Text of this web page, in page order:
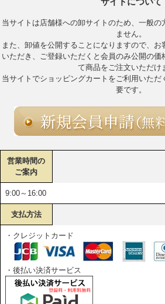
1.会員ID・パスワードの管理は、会員本人
す。ID及びパスワードの使用上の過失及び
の一切の責任を負わないものとします。
第3条（会員の資格）
1.当サイトの会員は、実店舗もしくはネッ
有する小売店様に限ります。（出店前の仕
旨、担当営業にご相談ください）
2.下記項目に一つでも該当する場合には、
ん。万一、会員が以下の一つにでも該当し
なく直ちに該当会員資格と取り消せるもの
下記に関する損害についてこれを賠償する
［会員資格のないもの］
•一般消費者
•取引申請の内容に虚偽の記載があった場合
•IDまたはパスワードを不正使用した場合<
（当サイトの商品画像及び文章については
禁止させていただきます）（第4条）
•当社の運営を妨害する行為を行った場合（
等の入力・送信等）
•当社が会員資格の抹消が必要であると判断
•販売に関する規約に反した場合
1.当サイトの掲載内容全てにつき、当社か
使用・複製することを禁止します。
2.画像・複製を許可した場合でも、その利
当サイトは店舗様への卸サイトのため、一般の
ません。
また、卸値を公開することになりますので、
いただき、ご登録いただくと会員のみ公開の価
て商品をご注文いただけ
当サイトでショッピングカートをご利用いただ
要です。
営業時間の
ご案内
9:00～16:00
支払方法
・クレジットカード
・後払い決済サービス